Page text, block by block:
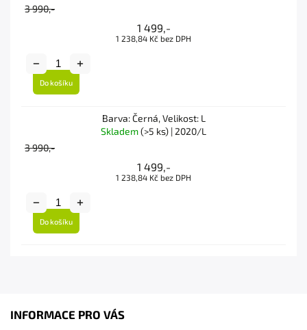
3 990,-
1 499,-
1 238,84 Kč bez DPH
Do košíku
Barva: Černá, Velikost: L
Skladem(>5 ks) | 2020/L
3 990,-
1 499,-
1 238,84 Kč bez DPH
Do košíku
INFORMACE PRO VÁS